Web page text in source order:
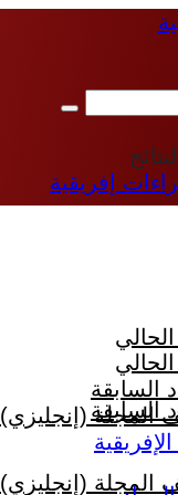
السابقة
المجلة (إنجليزي)
الحالي
السابقة
المجلة (إنجليزي)